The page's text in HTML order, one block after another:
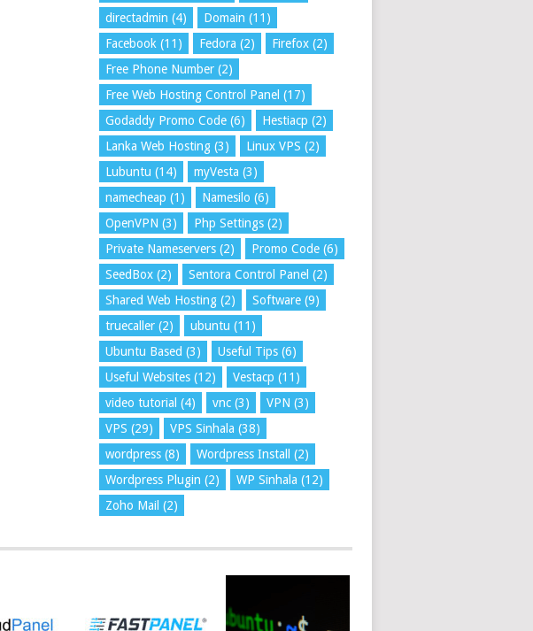
directadmin (4) Domain (11)
Facebook (11) Fedora (2) Firefox (2)
Free Phone Number (2)
Free Web Hosting Control Panel (17)
Godaddy Promo Code (6) Hestiacp (2)
Lanka Web Hosting (3) Linux VPS (2)
Lubuntu (14) myVesta (3)
namecheap (1) Namesilo (6)
OpenVPN (3) Php Settings (2)
Private Nameservers (2) Promo Code (6)
SeedBox (2) Sentora Control Panel (2)
Shared Web Hosting (2) Software (9)
truecaller (2) ubuntu (11)
Ubuntu Based (3) Useful Tips (6)
Useful Websites (12) Vestacp (11)
video tutorial (4) vnc (3) VPN (3)
VPS (29) VPS Sinhala (38)
wordpress (8) Wordpress Install
(2)
Wordpress Plugin (2) WP Sinhala (12)
Zoho Mail (2)